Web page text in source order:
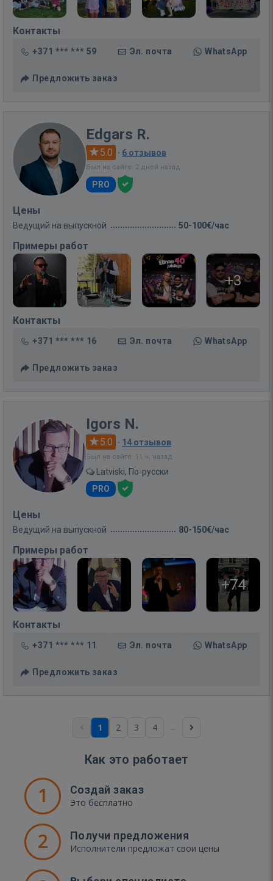
Контакты
+371 *** *** 59 Эл. почта WhatsApp
Предложить заказ
Edgars R.
5.0 · 6 отзывов
Был на сайте: 2 дней назад
PRO
Цены
Ведущий на выпускной 50-100€/час
Примеры работ
+3
Контакты
+371 *** *** 16 Эл. почта WhatsApp
Предложить заказ
Igors N.
5.0 · 14 отзывов
Был на сайте: 11 ч. назад
Latviski, По-русски
PRO
Цены
Ведущий на выпускной 80-150€/час
Примеры работ
+74
Контакты
+371 *** *** 11 Эл. почта WhatsApp
Предложить заказ
1 2 3 4 ...
Как это работает
1 Создай заказ
Это бесплатно
2 Получи предложения
Исполнители предложат свои цены